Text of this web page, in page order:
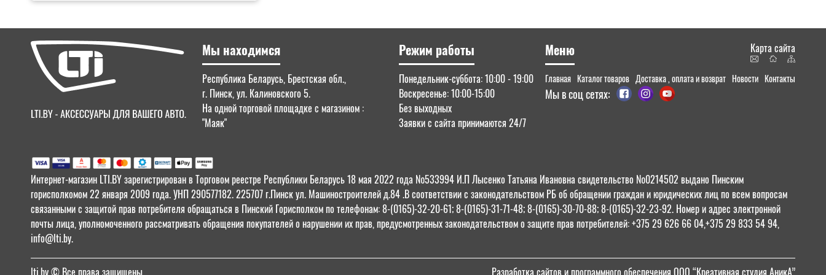
Мы находимся
Республика Беларусь, Брестская обл.,
г. Пинск, ул. Калиновского 5.
На одной торговой площадке с магазином :
"Маяк"
Режим работы
Понедельник-суббота: 10:00 - 19:00
Воскресенье: 10:00-15:00
Без выходных
Заявки с сайта принимаются 24/7
Меню
Главная Каталог товаров Доставка , оплата и возврат Новости Контакты
Мы в соц сетях:
Карта сайта
Интернет-магазин LTI.BY зарегистрирован в Торговом реестре Республики Беларусь 18 мая 2022 года №533994 И.П Лысенко Татьяна Ивановна свидетельство №0214502 выдано Пинским
горисполкомом 22 января 2009 года. УНП 290577182. 225707 г.Пинск ул. Машиностроителей д.84 .В соответствии с законодательством РБ об обращении граждан и юридических лиц по всем вопросам
связанными с защитой прав потребителя обращаться в Пинский Горисполком по телефонам: 8-(0165)-32-20-61; 8-(0165)-31-71-48; 8-(0165)-30-70-88; 8-(0165)-32-23-92. Номер и адрес электронной
почты лица, уполномоченного рассматривать обращения покупателей о нарушении их прав, предусмотренных законодательством о защите прав потребителей: +375 29 626 66 04,+375 29 833 54 94,
info@lti.by.
lti.by© Все права защищены Разработка сайтов и программного обеспечения ООО “Креативная студия АникА”